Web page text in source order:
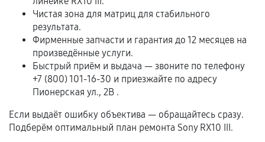
Обращение после окончания гарантийного
срока.
Программные сбои, если это не указано в
отдельных условиях.
Если комплектующие куплены
самостоятельно
Чистая зона для матриц для стабильного
результата.
Фирменные запчасти и гарантия до 12 месяцев на
произведённые услуги.
Быстрый приём и выдача — звоните по телефону
+7 (800) 101-16-30 и приезжайте по адресу
Пионерская ул., 2В .
Если выдаёт ошибку объектива — обращайтесь сразу.
Подберём оптимальный план ремонта Sony RX10 III.